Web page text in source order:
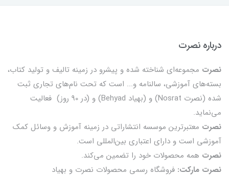
درباره نصرت
نصرت مجموعه‌ای شناخته شده و پیشرو در زمینه تالیف و تولید کتاب،
بسته‌های آموزشی، سالنامه و... است که تحت نام‌های تجاری ثبت
شده (نصرت Nosrat) و (بهیاد Behyad) و (در 90 روز) فعالیت
می‌نماید.
نصرت معتبرترین موسسه انتشاراتی در زمینه آموزش و وسائل کمک
آموزشی است و دارای اعتباری بین‌المللی است.
نصرت همه محصولات خود را تضمين می‌كند.
نصرت مارکت: فروشگاه رسمی محصولات نصرت و بهیاد